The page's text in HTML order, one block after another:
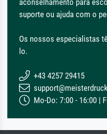
suporte ou ajuda com o
Os nossos especialistas
lo.
+43 4257 29415
Mo-Do: 7:00 - 16:00 |